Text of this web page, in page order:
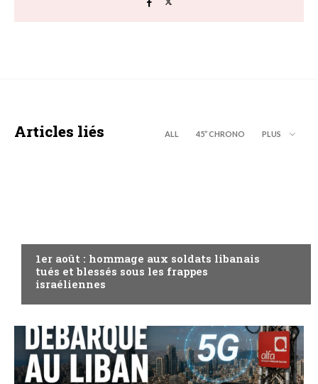
Articles liés ALL 45’’ CHRONO PLUS
1er août : hommage aux soldats libanais
tués et blessés sous les frappes
israéliennes